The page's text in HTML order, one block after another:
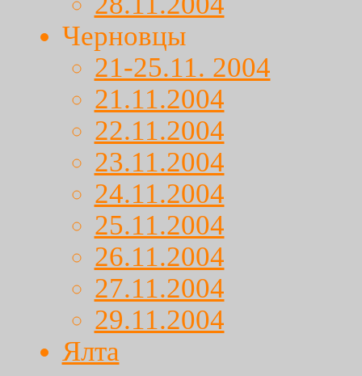
Черновцы
21-25.11. 2004
21.11.2004
22.11.2004
23.11.2004
24.11.2004
25.11.2004
26.11.2004
27.11.2004
29.11.2004
Ялта